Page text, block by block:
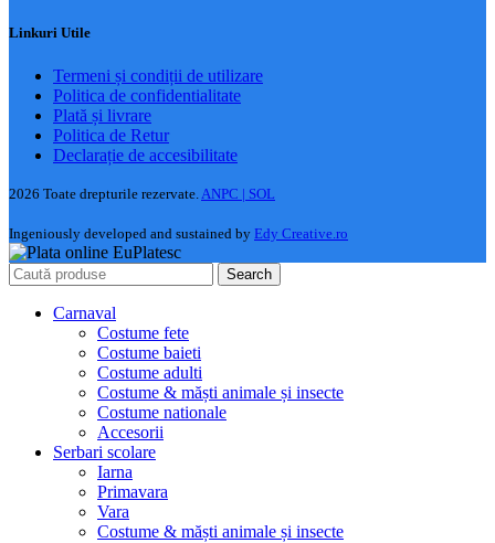
Linkuri Utile
Termeni și condiții de utilizare
Politica de confidentialitate
Plată și livrare
Politica de Retur
Declarație de accesibilitate
2026 Toate drepturile rezervate.ANPC | SOL
Ingeniously developed and sustained by Edy Creative.ro
Search
Carnaval
Costume fete
Costume baieti
Costume adulti
Costume & măști animale și insecte
Costume nationale
Accesorii
Serbari scolare
Iarna
Primavara
Vara
Costume & măști animale și insecte